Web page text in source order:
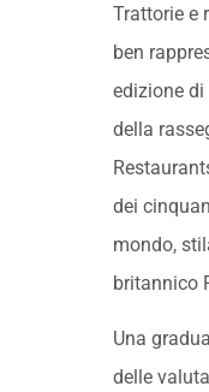
Trattorie e
ben
edizione di
della
dei
mondo,
britannico
Una
delle